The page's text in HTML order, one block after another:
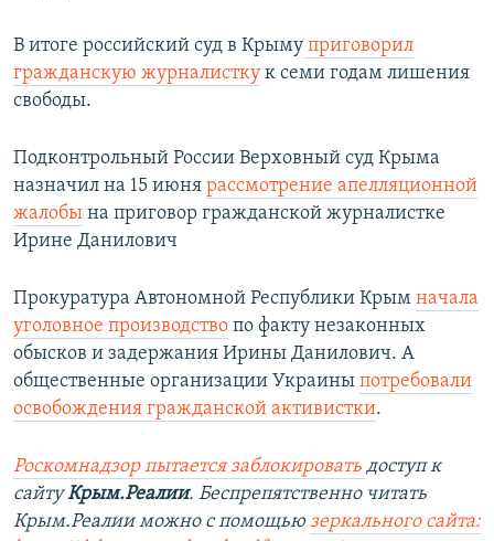
В итоге российский суд в Крыму приговорил
гражданскую журналистку к семи годам лишения
свободы.
Подконтрольный России Верховный суд Крыма
назначил на 15 июня рассмотрение апелляционной
жалобы на приговор гражданской журналистке
Ирине Данилович
Прокуратура Автономной Республики Крым начала
уголовное производство по факту незаконных
обысков и задержания Ирины Данилович. А
общественные организации Украины потребовали
освобождения гражданской активистки.
Роскомнадзор пытается заблокировать доступ к
сайтуКрым.Реалии. Беспрепятственно читать
Крым.Реалии можно с помощью зеркального сайта: